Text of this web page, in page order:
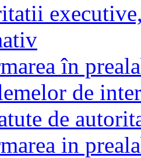
în
de
de
in